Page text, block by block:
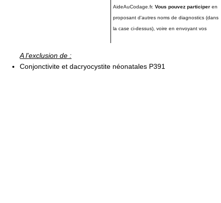
AideAuCodage.fr. Vous pouvez participer en
proposant d'autres noms de diagnostics (dans
la case ci-dessus), voire en envoyant vos
A l'exclusion de :
Conjonctivite et dacryocystite néonatales P391